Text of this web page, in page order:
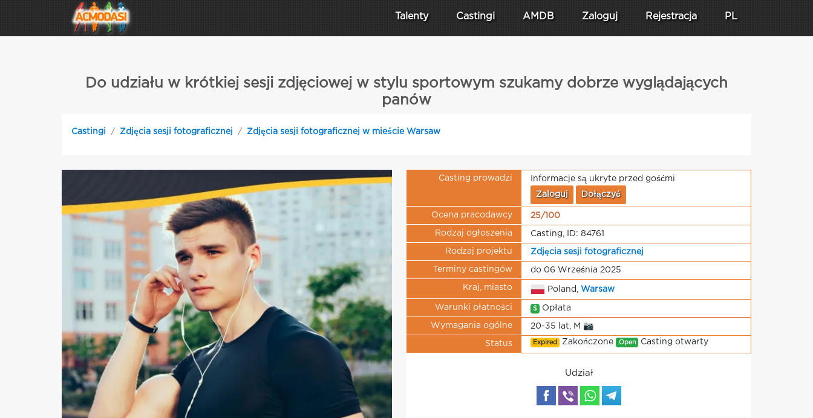
Talenty Castingi AMDB Zaloguj Rejestracja PL
Do udziału w krótkiej sesji zdjęciowej w stylu sportowym szukamy dobrze wyglądających
panów
Castingi Zdjęcia sesji fotograficznej Zdjęcia sesji fotograficznej w mieście Warsaw
Casting prowadzi Informacje są ukryte przed gośćmi
Zaloguj Dołączyć
Ocena pracodawcy 25/100
Rodzaj ogłoszenia Casting, ID: 84761
Rodzaj projektu Zdjęcia sesji fotograficznej
Terminy castingów do 06 Września 2025
Kraj, miasto Poland, Warsaw
Warunki płatności $ Opłata
Wymagania ogólne 20-35 lat, M 📷
Status Expired Zakończone Open Casting otwarty
Udział